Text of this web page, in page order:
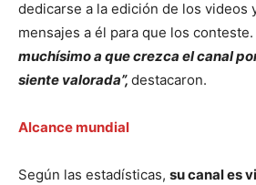
dedicarse a la edición de los videos
mensajes a él para que los conteste.
muchísimo a que crezca el canal
siente valorada”, destacaron.
Alcance mundial
Según las estadísticas, su canal es